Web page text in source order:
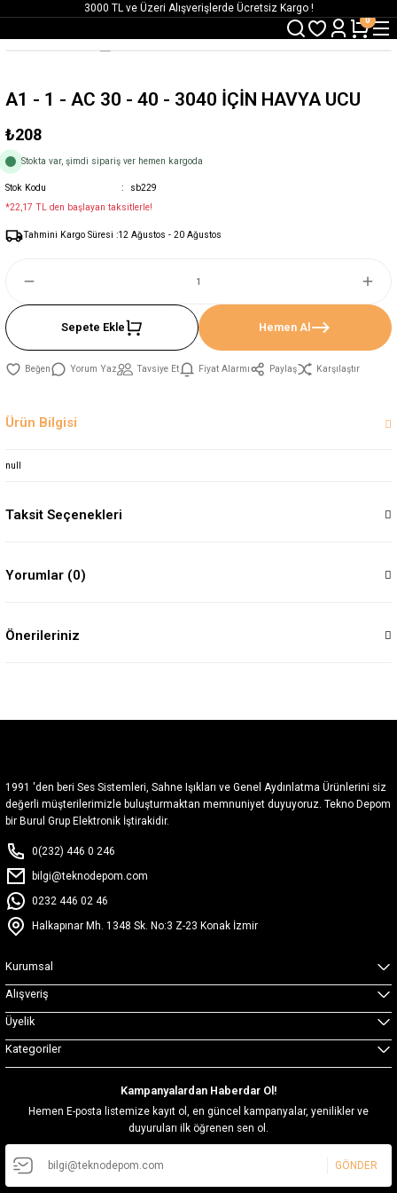
3000 TL ve Üzeri Alışverişlerde Ücretsiz Kargo !
12:00' a Kadar Verilen Siparişlerde Aynı Gün Gönderim !
3000 TL ve Üzeri Alışverişlerde Ücretsiz Kargo !
0
A1 - 1 - AC 30 - 40 - 3040 İÇİN HAVYA UCU
₺208
Stokta var, şimdi sipariş ver hemen kargoda
Stok Kodu
sb229
*22,17 TL den başlayan taksitlerle!
Tahmini Kargo Süresi :12 Ağustos - 20 Ağustos
Sepete Ekle Hemen Al
Yorum Yaz Tavsiye Et Fiyat Alarmı Paylaş Karşılaştır
Ürün Bilgisi
null
Taksit Seçenekleri
Yorumlar (0)
Önerileriniz
1991 'den beri Ses Sistemleri, Sahne Işıkları ve Genel Aydınlatma Ürünlerini siz
değerli müşterilerimizle buluşturmaktan memnuniyet duyuyoruz. Tekno Depom
bir Burul Grup Elektronik İştirakidir.
0(232) 446 0 246
bilgi@teknodepom.com
0232 446 02 46
Halkapınar Mh. 1348 Sk. No:3 Z-23 Konak İzmir
Kurumsal
Alışveriş
Üyelik
Kategoriler
Kampanyalardan Haberdar Ol!
Hemen E-posta listemize kayıt ol, en güncel kampanyalar, yenilikler ve
duyuruları ilk öğrenen sen ol.
GÖNDER